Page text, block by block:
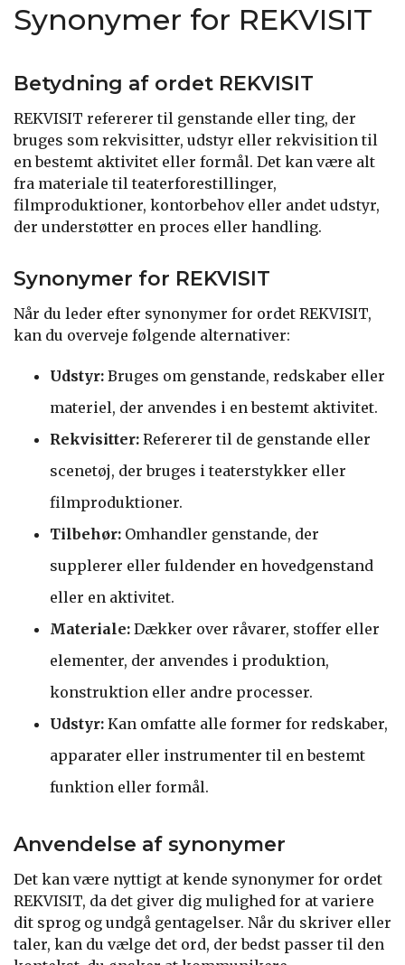
Synonymer for REKVISIT
Betydning af ordet REKVISIT
REKVISIT refererer til genstande eller ting, der
bruges som rekvisitter, udstyr eller rekvisition til
en bestemt aktivitet eller formål. Det kan være alt
fra materiale til teaterforestillinger,
filmproduktioner, kontorbehov eller andet udstyr,
der understøtter en proces eller handling.
Synonymer for REKVISIT
Når du leder efter synonymer for ordet REKVISIT,
kan du overveje følgende alternativer:
Udstyr: Bruges om genstande, redskaber eller
materiel, der anvendes i en bestemt aktivitet.
Rekvisitter: Refererer til de genstande eller
scenetøj, der bruges i teaterstykker eller
filmproduktioner.
Tilbehør: Omhandler genstande, der
supplerer eller fuldender en hovedgenstand
eller en aktivitet.
Materiale: Dækker over råvarer, stoffer eller
elementer, der anvendes i produktion,
konstruktion eller andre processer.
Udstyr: Kan omfatte alle former for redskaber,
apparater eller instrumenter til en bestemt
funktion eller formål.
Anvendelse af synonymer
Det kan være nyttigt at kende synonymer for ordet
REKVISIT, da det giver dig mulighed for at variere
dit sprog og undgå gentagelser. Når du skriver eller
taler, kan du vælge det ord, der bedst passer til den